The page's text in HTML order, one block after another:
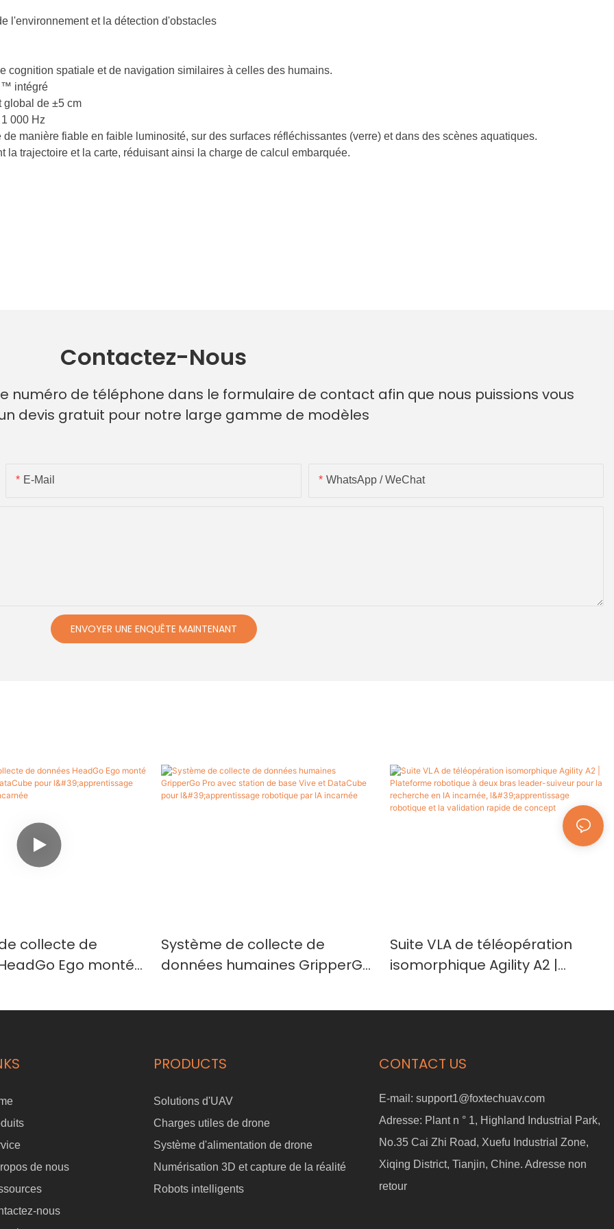
l'environnement et la détection d'obstacles
cognition spatiale et de navigation similaires à celles des humains.
intégré
global de ±5 cm
000 Hz
manière fiable en faible luminosité, sur des surfaces réfléchissantes (verre) et dans des scènes aquatiques.
trajectoire et la carte, réduisant ainsi la charge de calcul embarquée.
Contactez-Nous
numéro de téléphone dans le formulaire de contact afin que nous puissions vous
devis gratuit pour notre large gamme de modèles
E-Mail WhatsApp / WeChat
ENVOYER UNE ENQUÊTE MAINTENANT
collecte de
Ego monté
Système de collecte de
données humaines GripperGo
et DataCube pour
Suite VLA de téléopération
isomorphique Agility A2 |
bras leader-suiveur pour la
la validation rapide de
de nous
nous
PRODUCTS
Solutions d'UAV
Charges utiles de drone
Système d'alimentation de drone
Numérisation 3D et capture de la réalité
Robots intelligents
CONTACT US
E-mail: support1@foxtechuav.com
Adresse: Plant n ° 1, Highland Industrial Park,
No.35 Cai Zhi Road, Xuefu Industrial Zone,
Xiqing District, Tianjin, Chine. Adresse non
retour